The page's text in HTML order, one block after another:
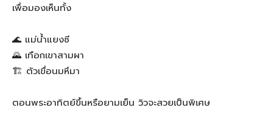
เพื่อมองเห็นทั้ง
🌊 แม่น้ำแยงซี
🌄 เทือกเขาสามผา
🏗 ตัวเขื่อนมหึมา
ตอนพระอาทิตย์ขึ้นหรือยามเย็น วิวจะสวยเป็นพิเศษ